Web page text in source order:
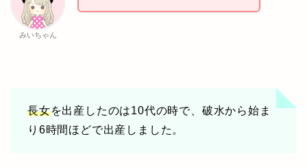
みいちゃん
長女を出産したのは10代の時で、破水から始ま
り6時間ほどで出産しました。